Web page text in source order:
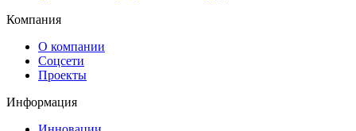
Компания
О компании
Соцсети
Проекты
Информация